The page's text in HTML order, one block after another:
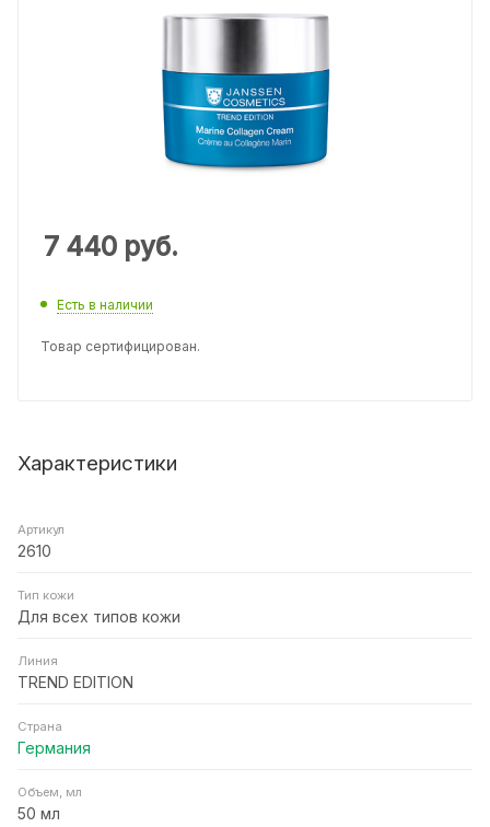
7 440 руб.
Есть в наличии
Товар сертифицирован.
Характеристики
Артикул
2610
Тип кожи
Для всех типов кожи
Линия
TREND EDITION
Страна
Германия
Объем, мл
50 мл